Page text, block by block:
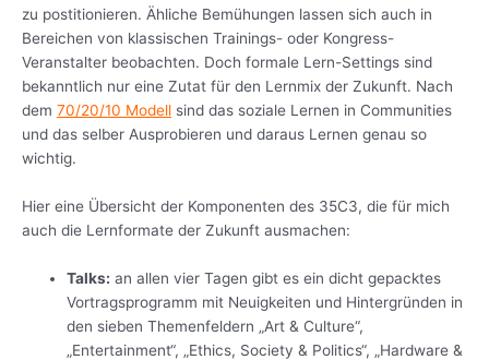
zu postitionieren. Ähliche Bemühungen lassen sich auch in
Bereichen von klassischen Trainings- oder Kongress-
Veranstalter beobachten. Doch formale Lern-Settings sind
bekanntlich nur eine Zutat für den Lernmix der Zukunft. Nach
dem 70/20/10 Modell sind das soziale Lernen in Communities
und das selber Ausprobieren und daraus Lernen genau so
wichtig.
Hier eine Übersicht der Komponenten des 35C3, die für mich
auch die Lernformate der Zukunft ausmachen:
Talks: an allen vier Tagen gibt es ein dicht gepacktes
Vortragsprogramm mit Neuigkeiten und Hintergründen in
den sieben Themenfeldern „Art & Culture“,
„Entertainment“, „Ethics, Society & Politics“, „Hardware &